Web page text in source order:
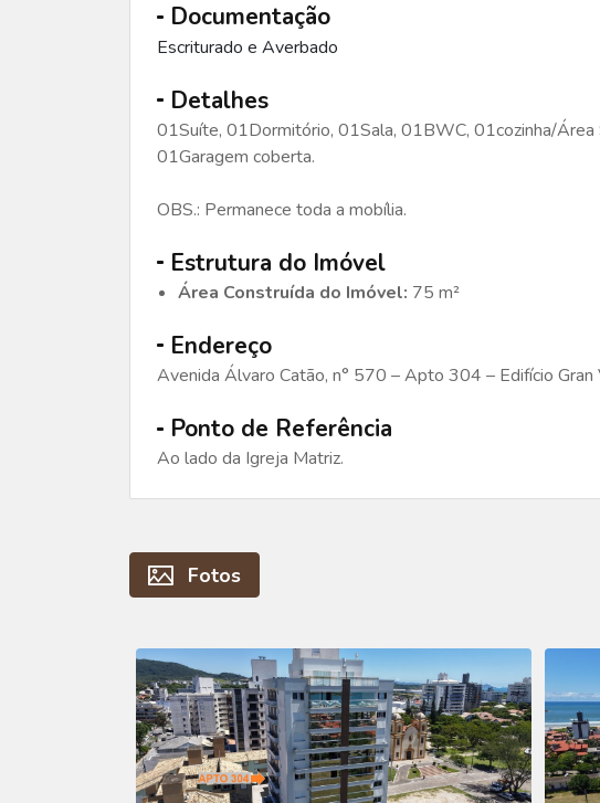
Documentação
Escriturado e Averbado
Detalhes
01Suíte, 01Dormitório, 01Sala, 01BWC, 01cozinha/Área
01Garagem coberta.
OBS.: Permanece toda a mobília.
Estrutura do Imóvel
Área Construída do Imóvel: 75 m²
Endereço
Avenida Álvaro Catão, n° 570 – Apto 304 – Edifício
Ponto de Referência
Ao lado da Igreja Matriz.
Fotos